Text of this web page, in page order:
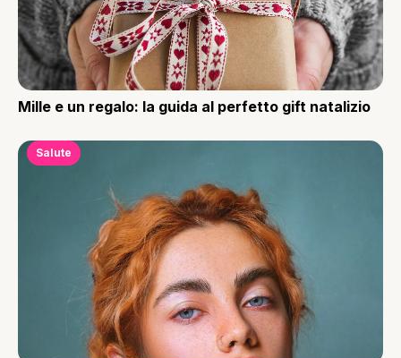
Mille e un regalo: la guida al perfetto gift natalizio
Salute